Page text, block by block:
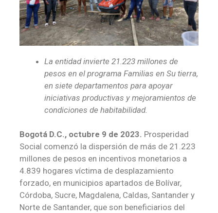
La entidad invierte 21.223 millones de
pesos en el programa Familias en Su tierra,
en siete departamentos para apoyar
iniciativas productivas y mejoramientos de
condiciones de habitabilidad.
Bogotá D.C., octubre 9 de 2023. Prosperidad
Social comenzó la dispersión de más de 21.223
millones de pesos en incentivos monetarios a
4.839 hogares víctima de desplazamiento
forzado, en municipios apartados de Bolívar,
Córdoba, Sucre, Magdalena, Caldas, Santander y
Norte de Santander, que son beneficiarios del